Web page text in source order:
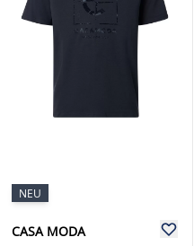
NEU
CASA MODA